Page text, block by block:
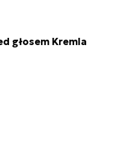
głosem Kremla